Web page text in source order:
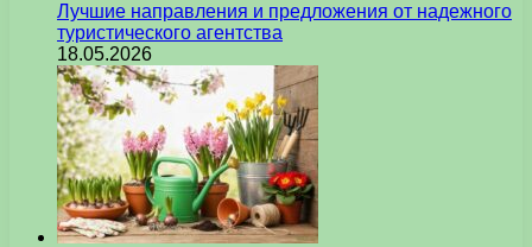
Лучшие направления и предложения от надежного
туристического агентства
18.05.2026